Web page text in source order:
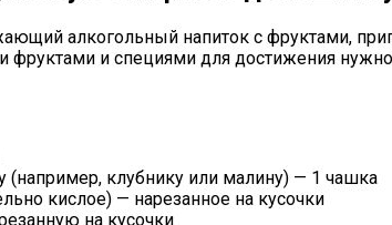
алкогольный напиток с фруктами,
фруктами и специями для достижения
(например, клубнику или малину) — 1 чашка
кислое) — нарезанное на кусочки
на кусочки